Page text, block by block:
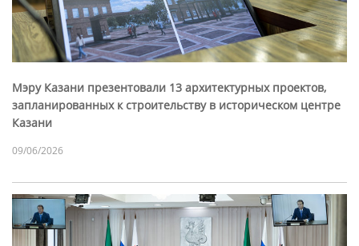
Мэру Казани презентовали 13 архитектурных проектов,
запланированных к строительству в историческом центре
Казани
09/06/2026